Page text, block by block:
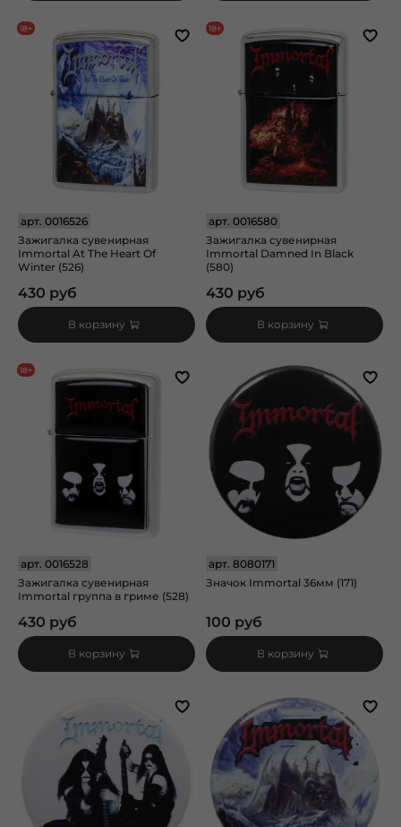
18+
арт. 0016526
Зажигалка сувенирная
Immortal At The Heart Of
Winter (526)
430 руб
В корзину
18+
арт.0016580
Зажигалка сувенирная
Immortal Damned In Black
(580)
430 руб
В корзину
18+
арт. 0016528
Зажигалка сувенирная
Immortal группа в гриме (528)
430 руб
В корзину
арт.8080171
Значок Immortal 36мм (171)
100 руб
В корзину